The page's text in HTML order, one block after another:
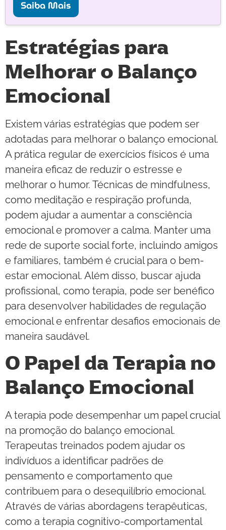
Saiba Mais
Estratégias para
Melhorar o Balanço
Emocional
Existem várias estratégias que podem ser
adotadas para melhorar o balanço emocional.
A prática regular de exercícios físicos é uma
maneira eficaz de reduzir o estresse e
melhorar o humor. Técnicas de mindfulness,
como meditação e respiração profunda,
podem ajudar a aumentar a consciência
emocional e promover a calma. Manter uma
rede de suporte social forte, incluindo amigos
e familiares, também é crucial para o bem-
estar emocional. Além disso, buscar ajuda
profissional, como terapia, pode ser benéfico
para desenvolver habilidades de regulação
emocional e enfrentar desafios emocionais de
maneira saudável.
O Papel da Terapia no
Balanço Emocional
A terapia pode desempenhar um papel crucial
na promoção do balanço emocional.
Terapeutas treinados podem ajudar os
indivíduos a identificar padrões de
pensamento e comportamento que
contribuem para o desequilíbrio emocional.
Através de várias abordagens terapêuticas,
como a terapia cognitivo-comportamental